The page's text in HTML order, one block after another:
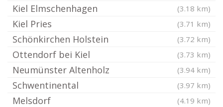
Kiel Elmschenhagen (3.18 km)
Kiel Pries (3.71 km)
Schönkirchen Holstein (3.72 km)
Ottendorf bei Kiel (3.73 km)
Neumünster Altenholz (3.94 km)
Schwentinental (3.97 km)
Melsdorf (4.19 km)